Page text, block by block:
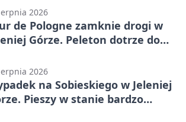
2026
de Pologne zamknie drogi w
Górze. Peleton dotrze do
2026
na Sobieskiego w Jeleniej
Pieszy w stanie bardzo